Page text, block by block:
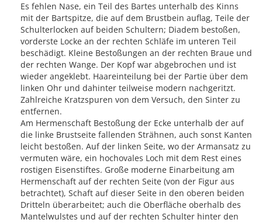
Es fehlen Nase, ein Teil des Bartes unterhalb des Kinns
mit der Bartspitze, die auf dem Brustbein auflag, Teile der
Schulterlocken auf beiden Schultern; Diadem bestoßen,
vorderste Locke an der rechten Schläfe im unteren Teil
beschädigt. Kleine Bestoßungen an der rechten Braue und
der rechten Wange. Der Kopf war abgebrochen und ist
wieder angeklebt. Haareinteilung bei der Partie über dem
linken Ohr und dahinter teilweise modern nachgeritzt.
Zahlreiche Kratzspuren von dem Versuch, den Sinter zu
entfernen.
Am Hermenschaft Bestoßung der Ecke unterhalb der auf
die linke Brustseite fallenden Strähnen, auch sonst Kanten
leicht bestoßen. Auf der linken Seite, wo der Armansatz zu
vermuten wäre, ein hochovales Loch mit dem Rest eines
rostigen Eisenstiftes. Große moderne Einarbeitung am
Hermenschaft auf der rechten Seite (von der Figur aus
betrachtet), Schaft auf dieser Seite in den oberen beiden
Dritteln überarbeitet; auch die Oberfläche oberhalb des
Mantelwulstes und auf der rechten Schulter hinter den